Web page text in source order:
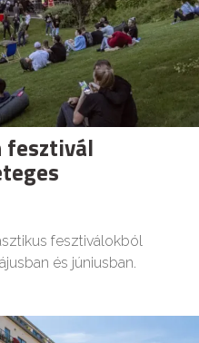
fesztivál
fesztiválokból
és júniusban.